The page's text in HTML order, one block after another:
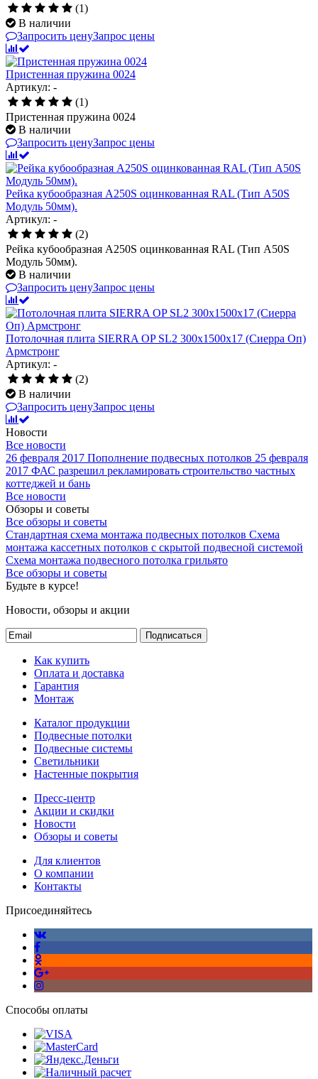
(1)
В наличии
Запросить ценуЗапрос цены
Пристенная пружина 0024
Артикул: -
(1)
Пристенная пружина 0024
В наличии
Запросить ценуЗапрос цены
Рейка кубообразная A250S оцинкованная RAL (Тип A50S
Модуль 50мм).
Артикул: -
(2)
Рейка кубообразная A250S оцинкованная RAL (Тип A50S
Модуль 50мм).
В наличии
Запросить ценуЗапрос цены
Потолочная плита SIERRA OP SL2 300x1500x17 (Сиерра Оп)
Армстронг
Артикул: -
(2)
В наличии
Запросить ценуЗапрос цены
Новости
Все новости
26 февраля 2017 Пополнение подвесных потолков 25 февраля
2017 ФАС разрешил рекламировать строительство частных
коттеджей и бань
Все новости
Обзоры и советы
Все обзоры и советы
Стандартная схема монтажа подвесных потолков Схема
монтажа кассетных потолков с скрытой подвесной системой
Схема монтажа подвесного потолка грильято
Все обзоры и советы
Будьте в курсе!
Новости, обзоры и акции
Подписаться
Как купить
Оплата и доставка
Гарантия
Монтаж
Каталог продукции
Подвесные потолки
Подвесные системы
Светильники
Настенные покрытия
Пресс-центр
Акции и скидки
Новости
Обзоры и советы
Для клиентов
О компании
Контакты
Присоединяйтесь
Способы оплаты